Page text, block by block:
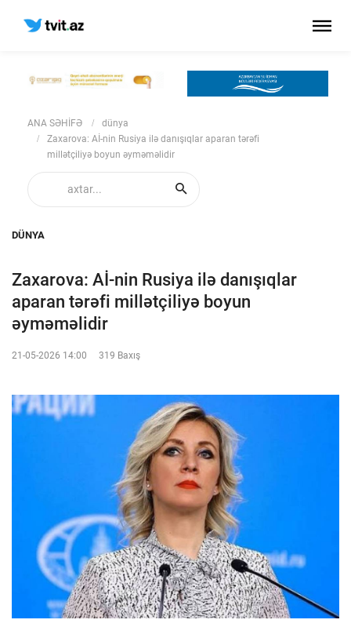
ANA SƏHİFƏ
dünya
Zaxarova: Aİ-nin Rusiya ilə danışıqlar aparan tərəfi
millətçiliyə boyun əyməməlidir
DÜNYA
Zaxarova: Aİ-nin Rusiya ilə danışıqlar
aparan tərəfi millətçiliyə boyun
əyməməlidir
21-05-2026 14:00 319 Baxış